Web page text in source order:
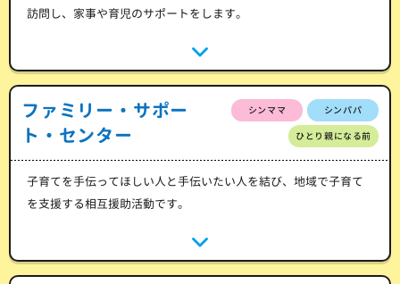
訪問し、家事や育児のサポートをします。
ファミリー・サポー
ト・センター
シンママ シンパパ
ひとり親になる前
子育てを手伝ってほしい人と手伝いたい人を結び、地域で子育て
を支援する相互援助活動です。